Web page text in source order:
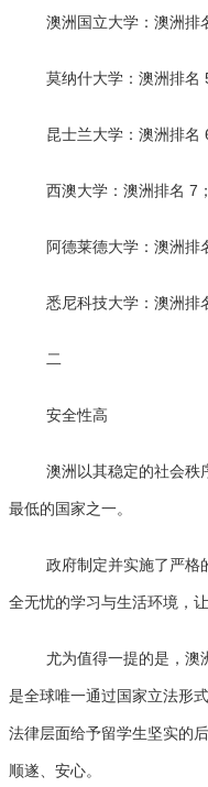
澳洲国立大学：澳洲排
莫纳什大学：澳洲排名
昆士兰大学：澳洲排名
西澳大学：澳洲排名 7
阿德莱德大学：澳洲排
悉尼科技大学：澳洲排
二
安全性高
澳洲以其稳定的社会秩
最低的国家之一。
政府制定并实施了严格
全无忧的学习与生活环境，
尤为值得一提的是，澳
是全球唯一通过国家立法形
法律层面给予留学生坚实的
顺遂、安心。